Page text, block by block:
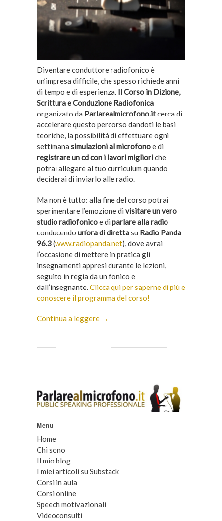
Diventare conduttore radiofonico è
un’impresa difficile, che spesso richiede anni
di tempo e di esperienza. Il Corso in Dizione,
Scrittura e Conduzione Radiofonica
organizato da Parlarealmicrofono.itcerca di
accelerare questo percorso dandoti le basi
teoriche, la possibilità di effettuare ogni
settimana simulazioni al microfonoe di
registrare un cd con i lavori miglioriche
potrai allegare al tuo curriculum quando
deciderai di inviarlo alle radio.
Ma non è tutto: alla fine del corso potrai
sperimentare l’emozione di visitare un vero
studio radiofonicoe di parlare alla radio
conducendo un’ora di direttasu Radio Panda
96.3(www.radiopanda.net), dove avrai
l’occasione di mettere in pratica gli
insegnamenti appresi durante le lezioni,
seguito in regia da un fonico e
dall’insegnante.Clicca qui per saperne di più e
conoscere il programma del corso!
Continua a leggere →
Menu
Home
Chi sono
Il mio blog
I miei articoli su Substack
Corsi in aula
Corsi online
Speech motivazionali
Videoconsulti